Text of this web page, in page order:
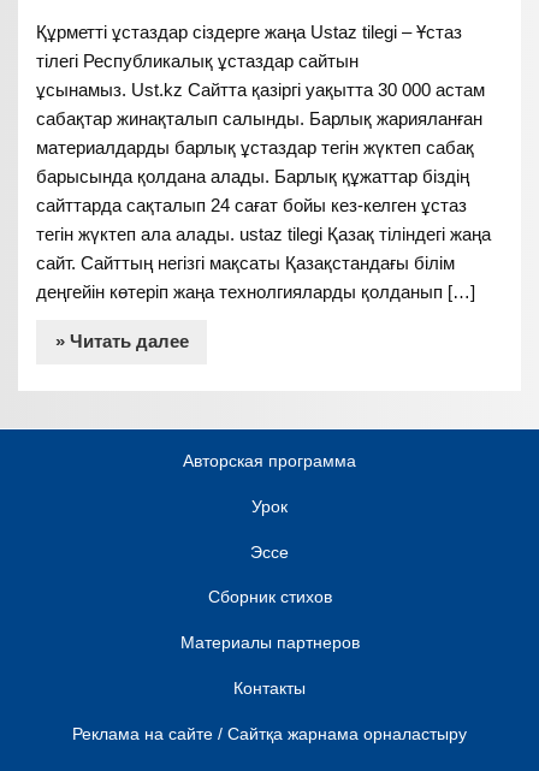
Құрметті ұстаздар сіздерге жаңа Ustaz tilegi – Ұстаз
тілегі Республикалық ұстаздар сайтын
ұсынамыз. Ust.kz Сайтта қазіргі уақытта 30 000 астам
сабақтар жинақталып салынды. Барлық жарияланған
материалдарды барлық ұстаздар тегін жүктеп сабақ
барысында қолдана алады. Барлық құжаттар біздің
сайттарда сақталып 24 сағат бойы кез-келген ұстаз
тегін жүктеп ала алады. ustaz tilegi Қазақ тіліндегі жаңа
сайт. Сайттың негізгі мақсаты Қазақстандағы білім
деңгейін көтеріп жаңа технолгияларды қолданып […]
» Читать далее
Авторская программа
Урок
Эссе
Сборник стихов
Материалы партнеров
Контакты
Реклама на сайте / Сайтқа жарнама орналастыру